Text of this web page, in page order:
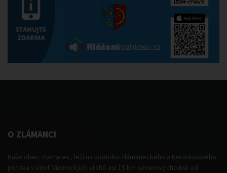
O ZLÁMANCI
Naše obec Zlámanec, leží na soutoku Zlámaneckého a Neradovského
potoka v údolí Vizovických vrchů asi 15 km severovýchodně od